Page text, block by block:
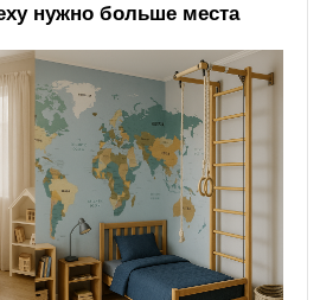
нужно больше места